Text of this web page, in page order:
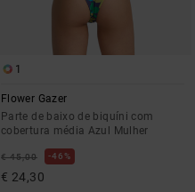
1
Flower Gazer
Parte de baixo de biquíni com
cobertura média Azul Mulher
€ 45,00 46%
€ 24,30